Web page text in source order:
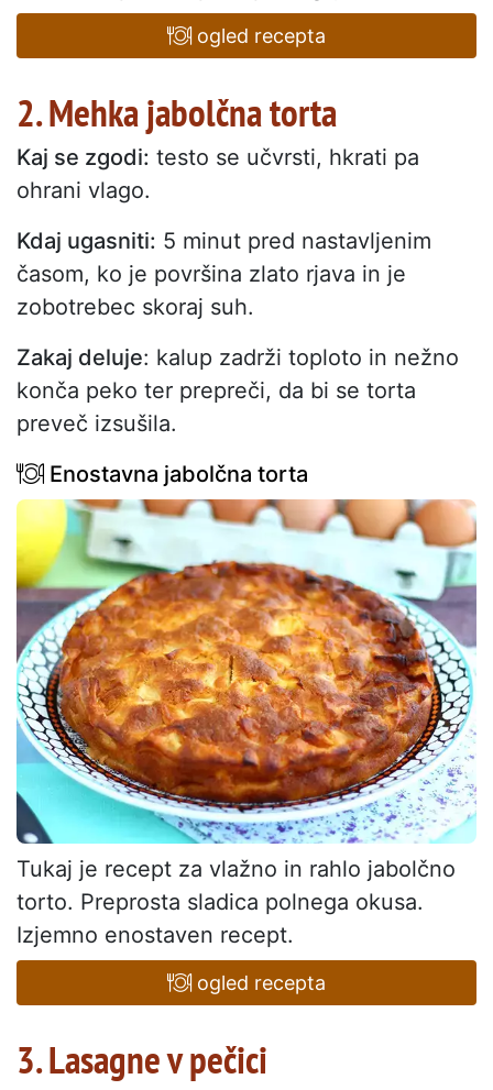
ogled recepta
2. Mehka jabolčna torta
Kaj se zgodi: testo se učvrsti, hkrati pa
ohrani vlago.
Kdaj ugasniti: 5 minut pred nastavljenim
časom, ko je površina zlato rjava in je
zobotrebec skoraj suh.
Zakaj deluje: kalup zadrži toploto in nežno
konča peko ter prepreči, da bi se torta
preveč izsušila.
Enostavna jabolčna torta
Tukaj je recept za vlažno in rahlo jabolčno
torto. Preprosta sladica polnega okusa.
Izjemno enostaven recept.
ogled recepta
3. Lasagne v pečici